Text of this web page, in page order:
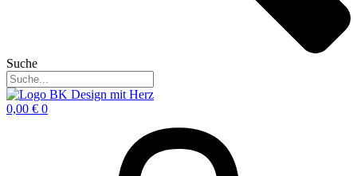
Suche
0,00 € 0